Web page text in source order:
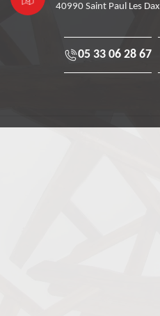
40990 Saint Paul Les Dax
05 33 06 28 67